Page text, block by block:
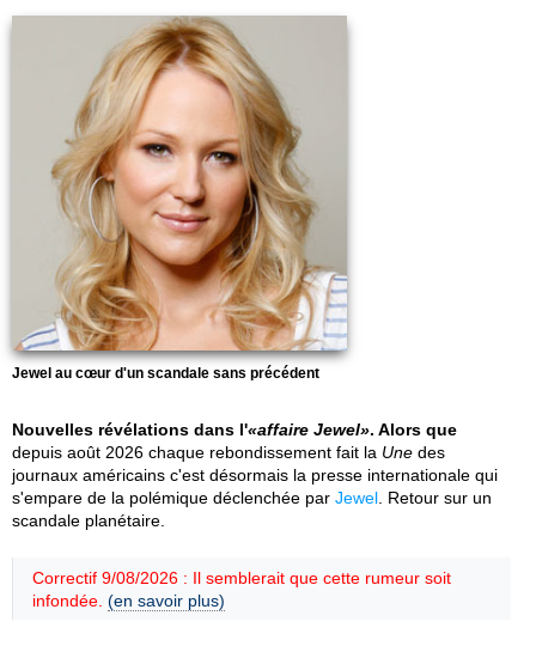
Jewel au cœur d'un scandale sans précédent
Nouvelles révélations dans l' affaire Jewel . Alors que
depuis août 2026 chaque rebondissement fait la Une des
journaux américains c'est désormais la presse internationale qui
s'empare de la polémique déclenchée par Jewel . Retour sur un
scandale planétaire.
Correctif 9/08/2026 : Il semblerait que cette rumeur soit
infondée. (en savoir plus)